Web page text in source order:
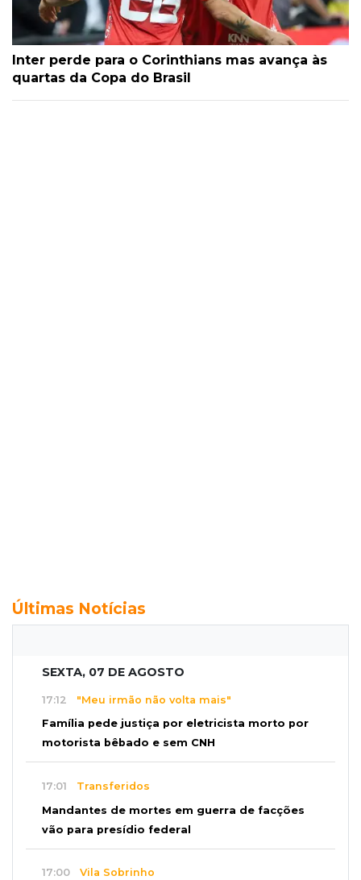
Inter perde para o Corinthians mas avança às
quartas da Copa do Brasil
Últimas Notícias
SEXTA, 07 DE AGOSTO
17:12 "Meu irmão não volta mais"
Família pede justiça por eletricista morto por
motorista bêbado e sem CNH
17:01 Transferidos
Mandantes de mortes em guerra de facções
vão para presídio federal
17:00 Vila Sobrinho